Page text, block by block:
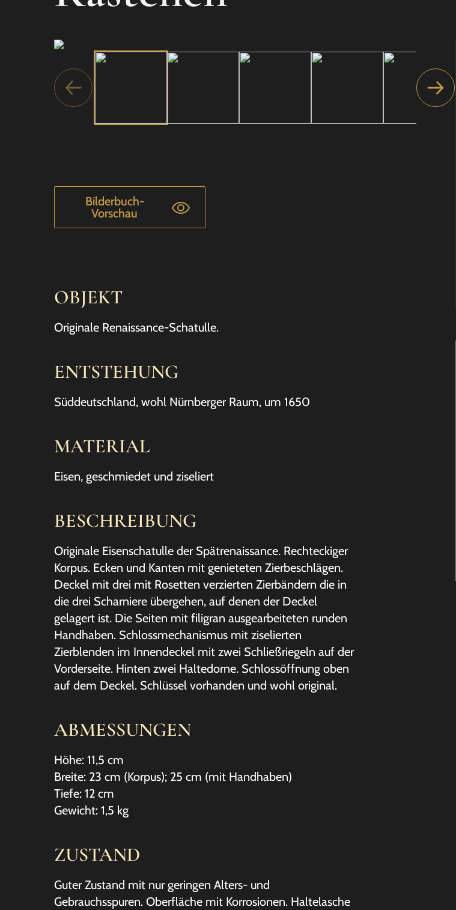
Bilderbuch-
Vorschau
OBJEKT
Originale Renaissance-Schatulle.
ENTSTEHUNG
Süddeutschland, wohl Nürnberger Raum, um 1650
MATERIAL
Eisen, geschmiedet und ziseliert
BESCHREIBUNG
Originale Eisenschatulle der Spätrenaissance. Rechteckiger
Korpus. Ecken und Kanten mit genieteten Zierbeschlägen.
Deckel mit drei mit Rosetten verzierten Zierbändern die in
die drei Scharniere übergehen, auf denen der Deckel
gelagert ist. Die Seiten mit filigran ausgearbeiteten runden
Handhaben. Schlossmechanismus mit ziselierten
Zierblenden im Innendeckel mit zwei Schließriegeln auf der
Vorderseite. Hinten zwei Haltedorne. Schlossöffnung oben
auf dem Deckel. Schlüssel vorhanden und wohl original.
ABMESSUNGEN
Höhe: 11,5 cm
Breite: 23 cm (Korpus); 25 cm (mit Handhaben)
Tiefe: 12 cm
Gewicht: 1,5 kg
ZUSTAND
Guter Zustand mit nur geringen Alters- und
Gebrauchsspuren. Oberfläche mit Korrosionen. Haltelasche